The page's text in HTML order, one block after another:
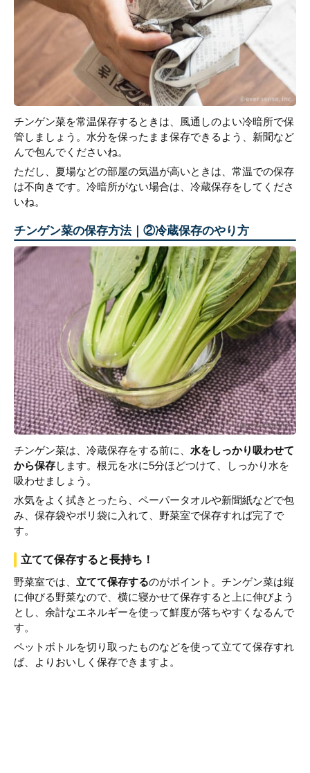
チンゲン菜を常温保存するときは、風通しのよい冷暗所で保
管しましょう。水分を保ったまま保存できるよう、新聞など
んで包んでくださいね。
ただし、夏場などの部屋の気温が高いときは、常温での保存
は不向きです。冷暗所がない場合は、冷蔵保存をしてくださ
いね。
チンゲン菜の保存方法｜②冷蔵保存のやり方
チンゲン菜は、冷蔵保存をする前に、 水をしっかり吸わせて
から保存します。根元を水に5分ほどつけて、しっかり水を
吸わせましょう。
水気をよく拭きとったら、ペーパータオルや新聞紙などで包
み、保存袋やポリ袋に入れて、野菜室で保存すれば完了で
す。
立てて保存すると長持ち！
野菜室では、 立てて保存するのがポイント。チンゲン菜は縦
に伸びる野菜なので、横に寝かせて保存すると上に伸びよう
とし、余計なエネルギーを使って鮮度が落ちやすくなるんで
す。
ペットボトルを切り取ったものなどを使って立てて保存すれ
ば、よりおいしく保存できますよ。